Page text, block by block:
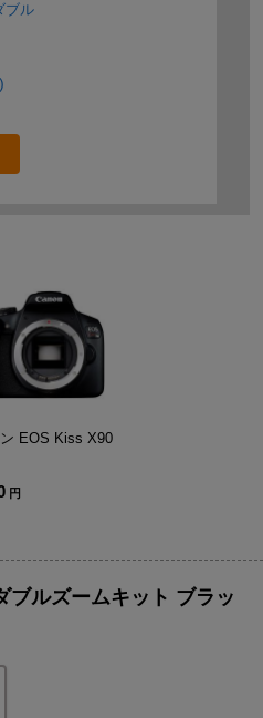
ブル
EOS Kiss X90
円
ルズームキット ブラッ